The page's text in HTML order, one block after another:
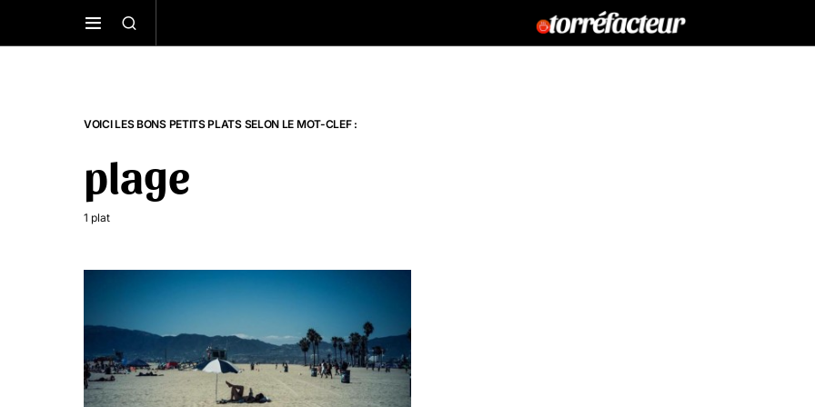
VOICI LES BONS PETITS PLATS SELON LE MOT-CLEF :
plage
1 plat